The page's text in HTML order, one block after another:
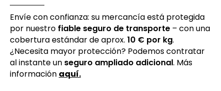
Envíe con confianza: su mercancía está protegida
por nuestro fiable seguro de transporte – con una
cobertura estándar de aprox. 10 € por kg.
¿Necesita mayor protección? Podemos contratar
al instante un seguro ampliado adicional. Más
información aquí.